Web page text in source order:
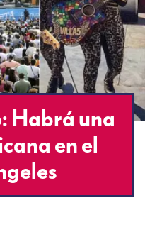
Habrá una
en el